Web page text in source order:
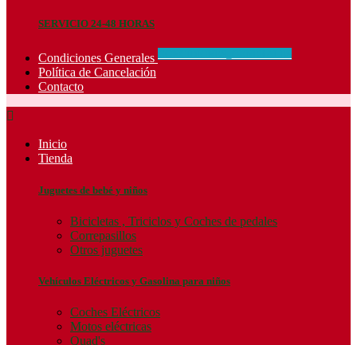
SERVICIO 24-48 HORAS
Condiciones Generales
Política de Cancelación
Contacto

Inicio
Tienda
Juguetes de bebé y niños
Bicicletas , Triciclos y Coches de pedales
Correpasillos
Otros juguetes
Vehículos Eléctricos y Gasolina para niños
Coches Eléctricos
Motos eléctricas
Quad's